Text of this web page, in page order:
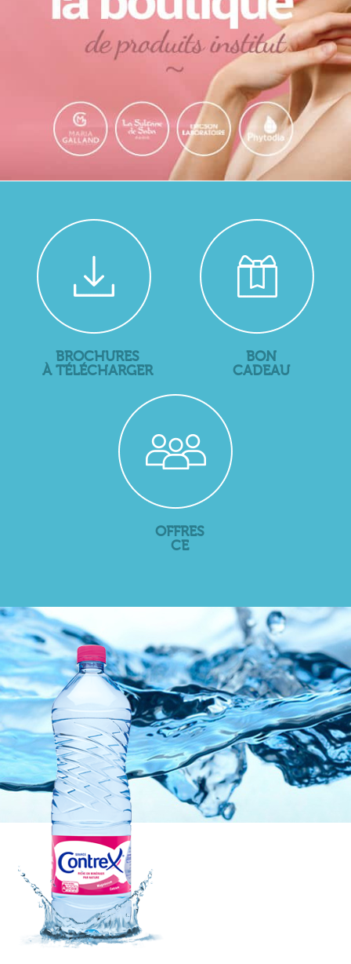
BROCHURES
À TÉLÉCHARGER
BON
CADEAU
OFFRES
CE